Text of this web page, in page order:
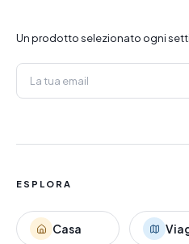
Un prodotto selezionato ogni
ESPLORA
Casa